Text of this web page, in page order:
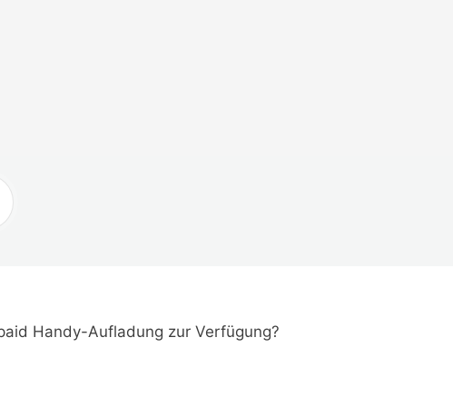
Handy-Aufladung zur Verfügung?